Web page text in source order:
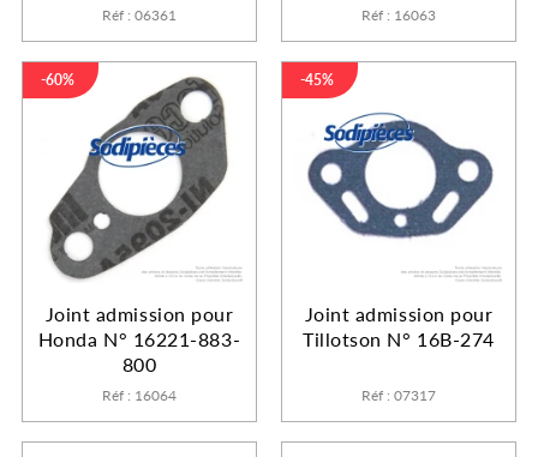
Réf : 06361 Réf : 16063
Joint admission pour
Honda N° 16221-883-
800
Réf : 16064
-60%
Joint admission pour
Tillotson N° 16B-274
Réf : 07317
-45%